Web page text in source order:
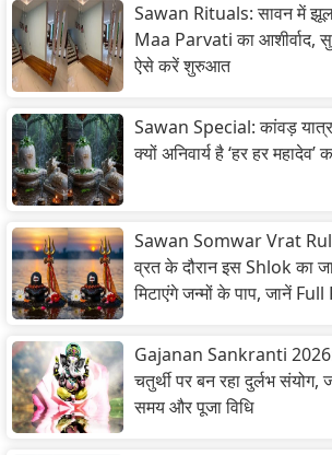
Sawan Rituals: सावन में
Maa Parvati का आशीर्वाद,
ऐसे करें शुरुआत
Sawan Special: कांवड़
क्यों अनिवार्य है ‘हर हर महादेव’
Sawan Somwar Vrat
व्रत के दौरान इस Shlok का
मिटाएंगे जन्मों के पाप, जानें
Gajanan Sankranti
चतुर्थी पर बन रहा दुर्लभ संयोग,
समय और पूजा विधि